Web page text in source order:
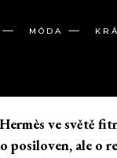
MÓDA
ve světě
posiloven, ale o